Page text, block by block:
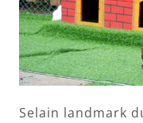
Selain landmark